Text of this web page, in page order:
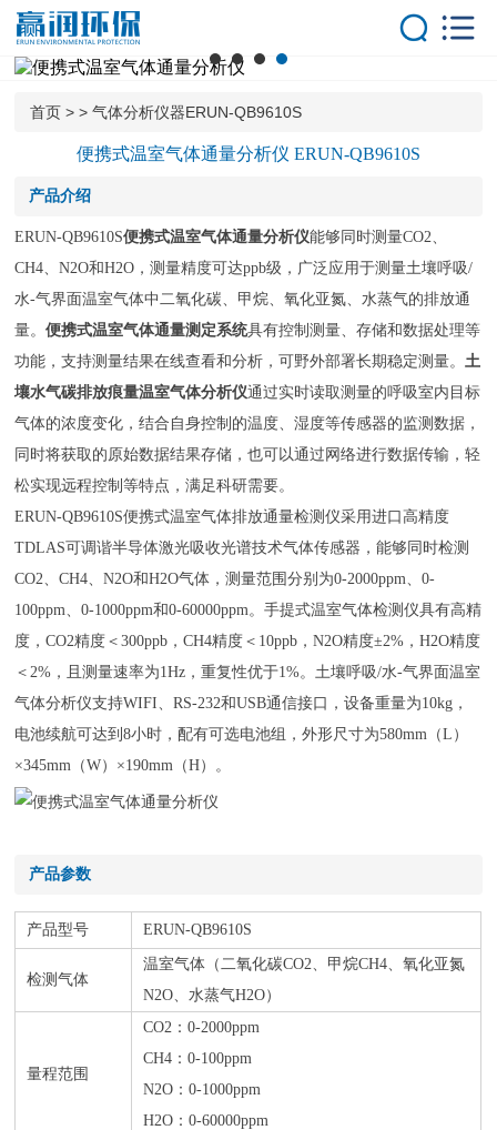
首页
产品中心
气体分析仪器
气体报警控制器
统
气体在线监测系
解决方案
客户案例
新闻中心
技术中心
关于我们
服务优势
联系我们
首页> > 气体分析仪器ERUN-QB9610S
便携式温室气体通量分析仪 ERUN-QB9610S
产品介绍
ERUN-QB9610S便携式温室气体通量分析仪能够同时测量CO2、
CH4、N2O和H2O，测量精度可达ppb级，广泛应用于测量土壤呼吸/
水-气界面温室气体中二氧化碳、甲烷、氧化亚氮、水蒸气的排放通
量。便携式温室气体通量测定系统具有控制测量、存储和数据处理等
功能，支持测量结果在线查看和分析，可野外部署长期稳定测量。土
壤水气碳排放痕量温室气体分析仪通过实时读取测量的呼吸室内目标
气体的浓度变化，结合自身控制的温度、湿度等传感器的监测数据，
同时将获取的原始数据结果存储，也可以通过网络进行数据传输，轻
松实现远程控制等特点，满足科研需要。
ERUN-QB9610S便携式温室气体排放通量检测仪采用进口高精度
TDLAS可调谐半导体激光吸收光谱技术气体传感器，能够同时检测
CO2、CH4、N2O和H2O气体，测量范围分别为0-2000ppm、0-
100ppm、0-1000ppm和0-60000ppm。手提式温室气体检测仪具有高精
度，CO2精度＜300ppb，CH4精度＜10ppb，N2O精度±2%，H2O精度
＜2%，且测量速率为1Hz，重复性优于1%。土壤呼吸/水-气界面温室
气体分析仪支持WIFI、RS-232和USB通信接口，设备重量为10kg，
电池续航可达到8小时，配有可选电池组，外形尺寸为580mm（L）
×345mm（W）×190mm（H）。
产品参数
产品型号 ERUN-QB9610S
检测气体
温室气体（二氧化碳CO2、甲烷CH4、氧化亚氮
N2O、水蒸气H2O）
量程范围
CO2 ：0-2000ppm
CH4 ：0-100ppm
N2O ：0-1000ppm
H2O ：0-60000ppm